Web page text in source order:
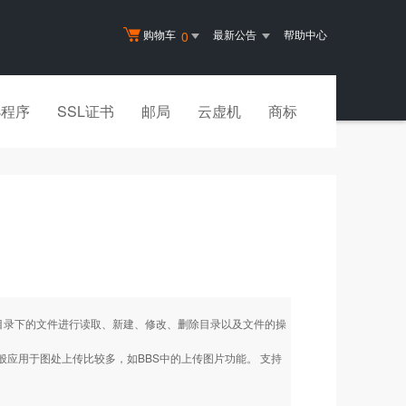
购物车 0 最新公告 帮助中心
序 SSL证书 邮局 云虚机 商标
下的文件进行读取、新建、修改、删除目录以及文件的操
用于图处上传比较多，如BBS中的上传图片功能。 支持